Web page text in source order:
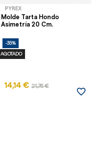
PYREX
Molde Tarta Hondo
Asimetría 20 Cm.
-35%
AGOTADO
14,14 € 21,76 €
favorite_border